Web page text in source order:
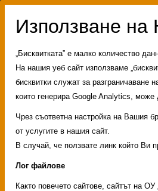
„Бисквитката” е малко количество
На нашия уеб сайт използваме
бисквитки служат за разграничаване
които генерира Google Analytics,
Чрез съответна настройка на Вашия
от услугите в нашия сайт.
В случай, че ползвате линк който Ви
Лог файлове
Както повечето сайтове, сайтът на